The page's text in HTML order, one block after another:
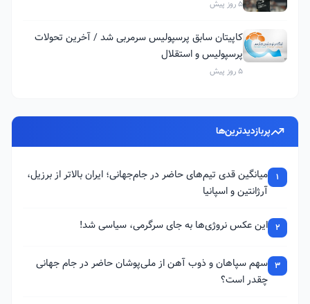
5 روز پیش
کاپیتان سابق پرسپولیس سرمربی شد / آخرین تحولات
پرسپولیس و استقلال
5 روز پیش
پربازدیدترین‌ها
1
میانگین قدی تیم‌های حاضر در جام‌جهانی؛ ایران بالاتر از برزیل،
آرژانتین و اسپانیا
2 این عکس نروژی‌ها به جای سرگرمی، سیاسی شد!
3 سهم سپاهان و ذوب آهن از ملی‌پوشان حاضر در جام جهانی
چقدر است؟